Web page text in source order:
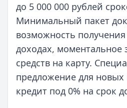
до 5 000 000 рублей
Минимальный пакет
возможность
доходах, моментальное
средств на карту.
предложение для
кредит под 0% на срок